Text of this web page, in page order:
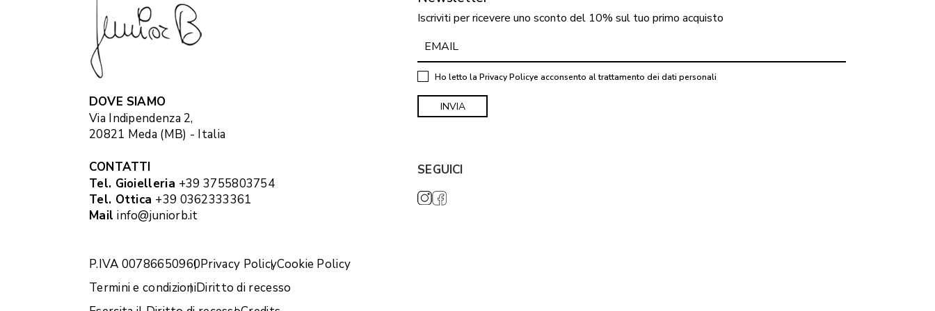
DOVE SIAMO
Via Indipendenza 2,
20821 Meda (MB) - Italia
CONTATTI
Tel. Gioielleria +39 3755803754
Tel. Ottica +39 0362333361
Mail info@juniorb.it
P.IVA 00786650960Privacy PolicyCookie Policy
Termini e condizioniDiritto di recesso
Iscriviti per ricevere uno sconto del 10% sul tuo primo acquisto
Ho letto laPrivacy Policye acconsento al trattamento dei dati personali
SEGUICI